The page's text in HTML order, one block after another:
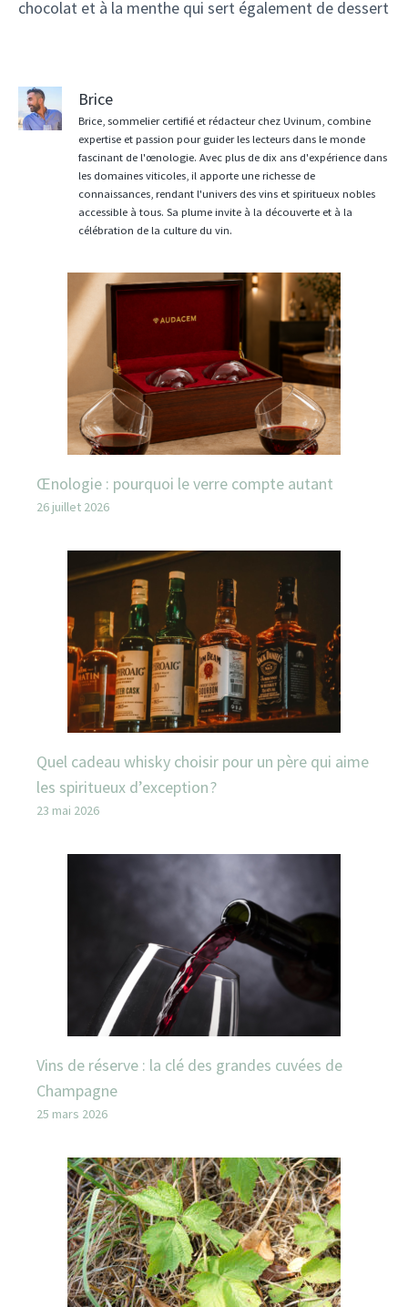
chocolat et à la menthe qui sert également de dessert
Brice
Brice, sommelier certifié et rédacteur chez Uvinum, combine
expertise et passion pour guider les lecteurs dans le monde
fascinant de l'œnologie. Avec plus de dix ans d'expérience dans
les domaines viticoles, il apporte une richesse de
connaissances, rendant l'univers des vins et spiritueux nobles
accessible à tous. Sa plume invite à la découverte et à la
célébration de la culture du vin.
Œnologie : pourquoi le verre compte autant
26 juillet 2026
Quel cadeau whisky choisir pour un père qui aime
les spiritueux d’exception ?
23 mai 2026
Vins de réserve : la clé des grandes cuvées de
Champagne
25 mars 2026